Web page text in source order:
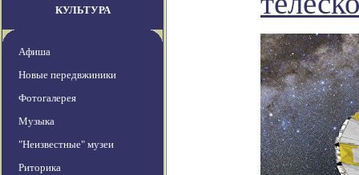
КУЛЬТУРА
Афиша
Новые передвжиники
Фотогалерея
Музыка
"Неизвестные" музеи
Риторика